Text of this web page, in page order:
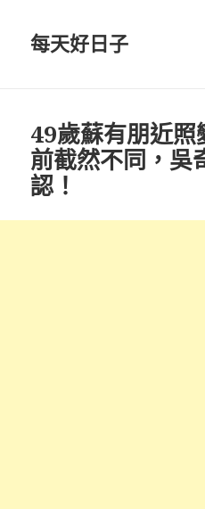
每天好日子
49歲蘇有朋近
前截然不同，吳
認！